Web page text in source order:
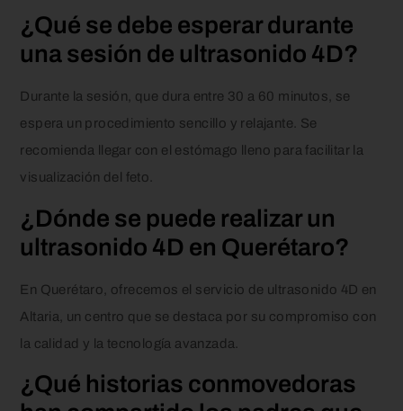
¿Qué se debe esperar durante
una sesión de ultrasonido 4D?
Durante la sesión, que dura entre 30 a 60 minutos, se
espera un procedimiento sencillo y relajante. Se
recomienda llegar con el estómago lleno para facilitar la
visualización del feto.
¿Dónde se puede realizar un
ultrasonido 4D en Querétaro?
En Querétaro, ofrecemos el servicio de ultrasonido 4D en
Altaria, un centro que se destaca por su compromiso con
la calidad y la tecnología avanzada.
¿Qué historias conmovedoras